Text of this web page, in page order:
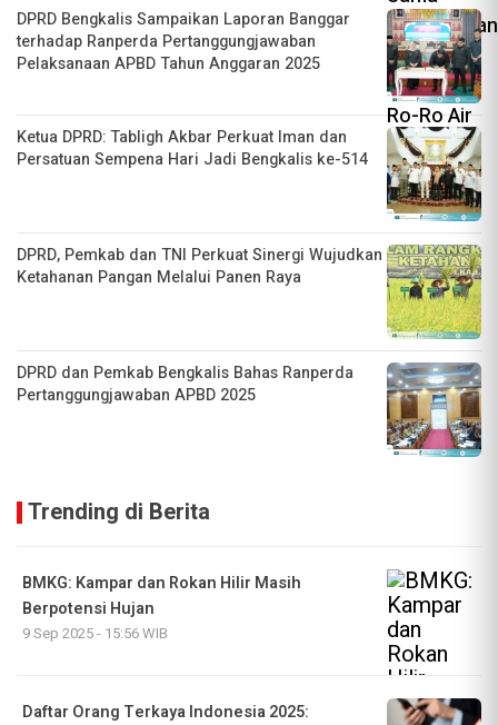
DPRD Bengkalis Sampaikan Laporan Banggar
terhadap Ranperda Pertanggungjawaban
Pelaksanaan APBD Tahun Anggaran 2025
Ketua DPRD: Tabligh Akbar Perkuat Iman dan
Persatuan Sempena Hari Jadi Bengkalis ke-514
DPRD, Pemkab dan TNI Perkuat Sinergi Wujudkan
Ketahanan Pangan Melalui Panen Raya
DPRD dan Pemkab Bengkalis Bahas Ranperda
Pertanggungjawaban APBD 2025
Trending di Berita
BMKG: Kampar dan Rokan Hilir Masih
Berpotensi Hujan
9 Sep 2025 - 15:56 WIB
Daftar Orang Terkaya Indonesia 2025: